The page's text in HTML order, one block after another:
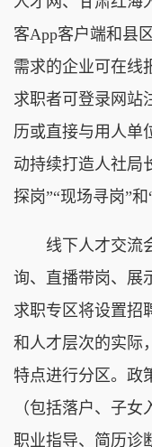
客App客户端和县
需求的企业可在线
求职者可登录网站
历或直接与用人单
动持续打造人社局
探岗”“现场寻岗”和
线下人才交流会
询、直播带岗、展
求职专区将设置招
和人才层次的实际
特点进行分区。政
（包括落户、子女
职业指导、简历诊